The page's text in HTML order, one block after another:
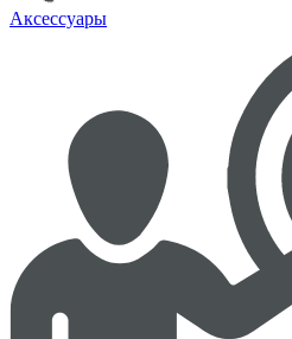
Аксессуары